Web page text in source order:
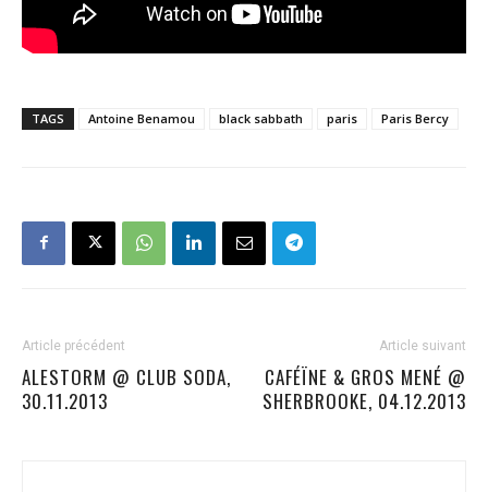
TAGS Antoine Benamou black sabbath paris Paris Bercy
Article précédent
ALESTORM @ CLUB SODA,
30.11.2013
Article suivant
CAFÉÏNE & GROS MENÉ @
SHERBROOKE, 04.12.2013